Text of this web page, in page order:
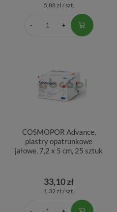
5,88 zł / szt.
COSMOPOR Advance,
plastry opatrunkowe
jałowe, 7,2 x 5 cm, 25 sztuk
33,10 zł
1,32 zł / szt.